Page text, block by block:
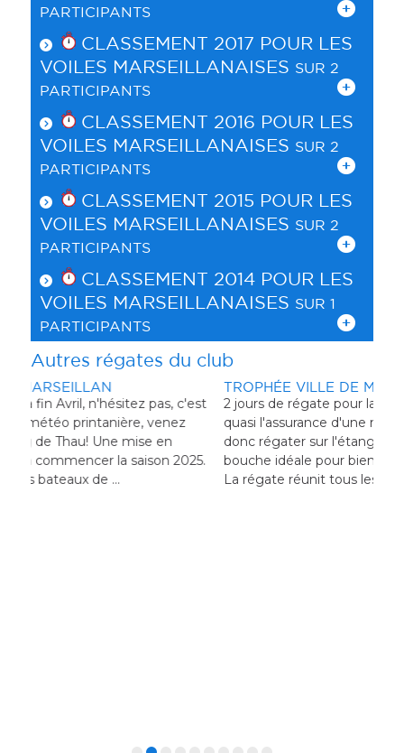
PARTICIPANTS
CLASSEMENT 2017 POUR LES
VOILES MARSEILLANAISES SUR 2
PARTICIPANTS
CLASSEMENT 2016 POUR LES
VOILES MARSEILLANAISES SUR 2
PARTICIPANTS
CLASSEMENT 2015 POUR LES
VOILES MARSEILLANAISES SUR 2
PARTICIPANTS
CLASSEMENT 2014 POUR LES
VOILES MARSEILLANAISES SUR 1
PARTICIPANTS
Autres régates du club
TROPHÉE VILLE DE MARSEILLAN
2 jours de régate pour la mi Avril, n'hésitez pas, c'est
quasi l'assurance d'une météo printanière, venez
donc régater sur l'étang de Thau! Une mise en
bouche idéale pour bien commencer la saison 2024.
La régate réunit tous les bateaux de ...